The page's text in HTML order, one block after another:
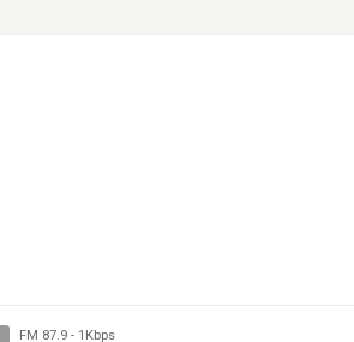
FM 87.9- 1Kbps